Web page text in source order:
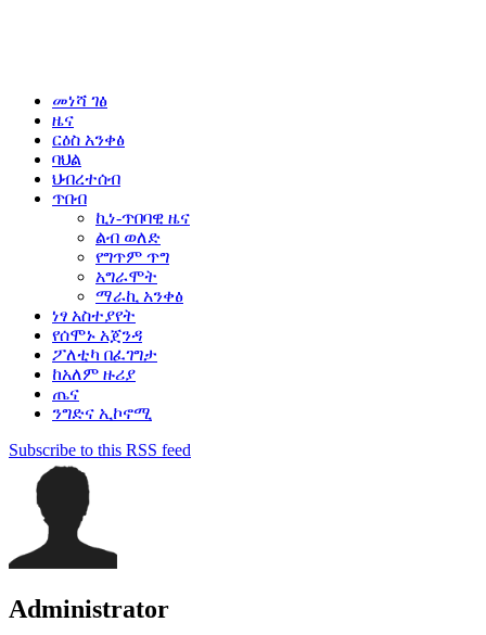
መነሻ ገፅ
ዜና
ርዕስ አንቀፅ
ባህል
ህብረተሰብ
ጥበብ
ኪነ-ጥበባዊ ዜና
ልብ ወለድ
የግጥም ጥግ
አግራሞት
ማራኪ አንቀፅ
ነፃ አስተያየት
የሰሞኑ አጀንዳ
ፖለቲካ በፈገግታ
ከአለም ዙሪያ
ጤና
ንግድና ኢኮኖሚ
Subscribe to this RSS feed
Administrator